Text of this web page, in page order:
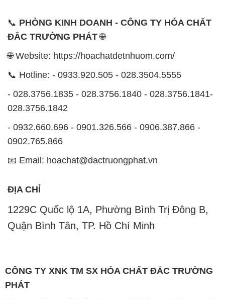
📞 PHÒNG KINH DOANH - CÔNG TY HÓA CHẤT
ĐẮC TRƯỜNG PHÁT🌐
🌐 Website: https://hoachatdetnhuom.com/
📞 Hotline: - 0933.920.505 - 028.3504.5555
- 028.3756.1835 - 028.3756.1840 - 028.3756.1841-
028.3756.1842
- 0932.660.696 - 0901.326.566 - 0906.387.866 -
0902.765.866
📧 Email: hoachat@dactruongphat.vn
ĐỊA CHỈ
1229C Quốc lộ 1A, Phường Bình Trị Đông B,
Quận Bình Tân, TP. Hồ Chí Minh
CÔNG TY XNK TM SX HÓA CHẤT ĐẮC TRƯỜNG
PHÁT